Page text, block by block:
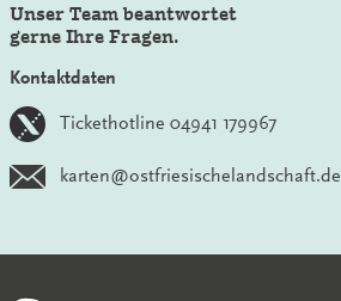
Unser Team beantwortet
gerne Ihre Fragen.
Kontaktdaten
Tickethotline 04941 179967
karten@ostfriesischelandschaft.de